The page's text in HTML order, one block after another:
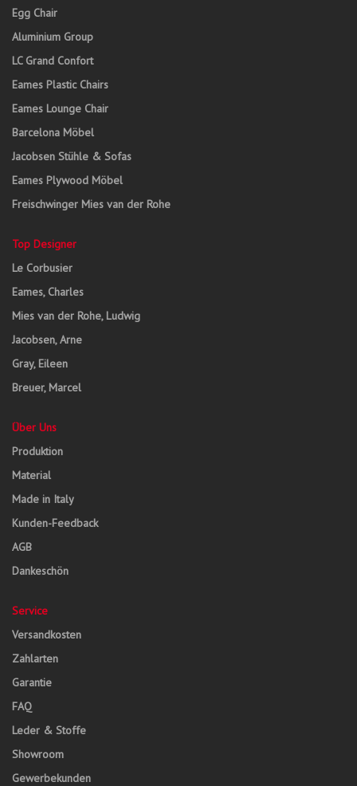
Egg Chair
Aluminium Group
LC Grand Confort
Eames Plastic Chairs
Eames Lounge Chair
Barcelona Möbel
Jacobsen Stühle & Sofas
Eames Plywood Möbel
Freischwinger Mies van der Rohe
Top Designer
Le Corbusier
Eames, Charles
Mies van der Rohe, Ludwig
Jacobsen, Arne
Gray, Eileen
Breuer, Marcel
Über Uns
Produktion
Material
Made in Italy
Kunden-Feedback
AGB
Dankeschön
Service
Versandkosten
Zahlarten
Garantie
FAQ
Leder & Stoffe
Showroom
Gewerbekunden